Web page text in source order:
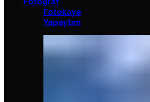
Fotokaye
Yapaytım